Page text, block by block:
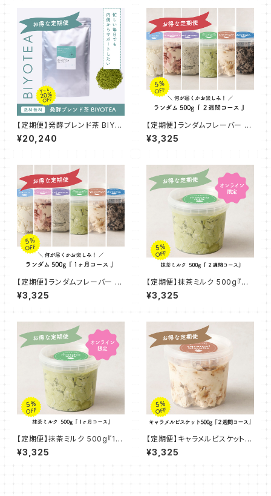
【定期便】発酵ブレンド茶 BIYO
TEA ~発酵のちからで内側から
~【2ヶ月】
¥20,240
【定期便】ランダムフレーバー 5
00g『２週間コース』
¥3,325
【定期便】ランダムフレーバー 5
00g『1ヶ月コース』
¥3,325
【定期便】抹茶ミルク 500g『２
週間コース』
¥3,325
【定期便】抹茶ミルク 500g『1ヶ
月コース』
¥3,325
【定期便】キャラメルビスケット 5
00g『２週間コース』
¥3,325